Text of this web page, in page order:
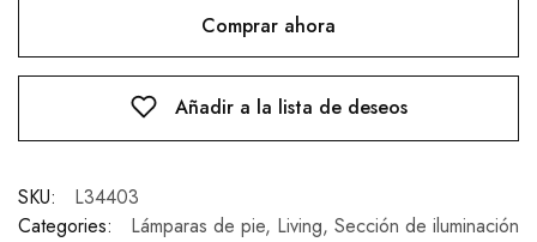
Comprar ahora
Añadir a la lista de deseos
SKU:
L34403
Categories:
Lámparas de pie, Living, Sección de iluminación